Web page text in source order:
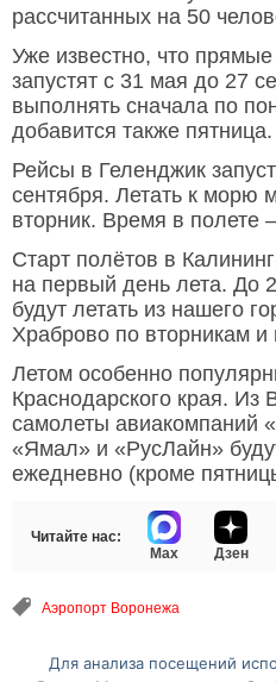
рассчитанных на 50
Уже известно, что
запустят с 31 мая до 27
выполнять сначала по
добавится также пятница.
Рейсы в Геленджик
сентября. Летать к морю
вторник. Время в полете
Старт полётов в
на первый день лета. До
будут летать из нашего
Храброво по вторникам и
Летом особенно
Краснодарского края. Из
самолеты авиакомпаний
«Ямал» и «РусЛайн»
ежедневно (кроме
Читайте нас:
Max
Дзен
Аэропорт Воронежа
Для анализа посещений